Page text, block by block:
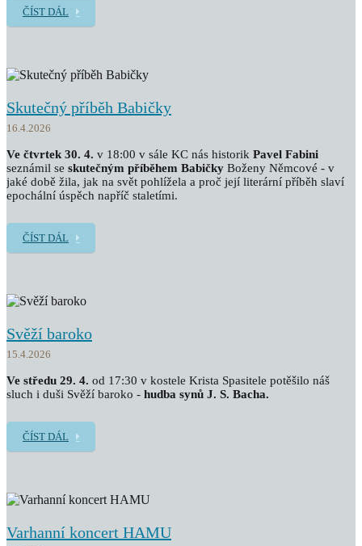
ČÍST DÁL
Skutečný příběh Babičky
16.4.2026
Ve čtvrtek 30. 4. v 18:00 v sále KC nás historik Pavel Fabini
seznámil se skutečným příběhem Babičky Boženy Němcové - v
jaké době žila, jak na svět pohlížela a proč její literární příběh slaví
epochální úspěch napříč staletími.
ČÍST DÁL
Svěží baroko
15.4.2026
Ve středu 29. 4. od 17:30 v kostele Krista Spasitele potěšilo náš
sluch i duši Svěží baroko - hudba synů J. S. Bacha.
ČÍST DÁL
Varhanní koncert HAMU